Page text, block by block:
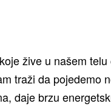
žive u našem
traži da pojedemo
daje brzu